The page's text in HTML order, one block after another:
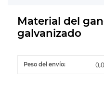
Material del
galvanizado
Peso del envío: